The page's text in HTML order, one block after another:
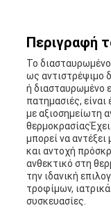
ΠΟΛΙΤΙΚΉ
Περιγραφή
Το
ως αντιστρέψιμο
ή διασταυρωμένο
πατημασιές, είναι
με αξιοσημείωτη
μπορεί να
και αντοχή
ανθεκτικό στη
την ιδανική
τροφίμων,
συσκευασίες.